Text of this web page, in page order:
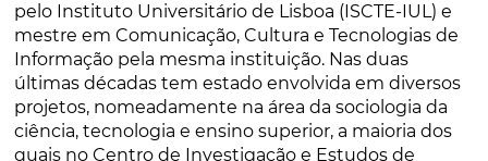
pelo Instituto Universitário de Lisboa (ISCTE-IUL) e
mestre em Comunicação, Cultura e Tecnologias de
Informação pela mesma instituição. Nas duas
últimas décadas tem estado envolvida em diversos
projetos, nomeadamente na área da sociologia da
ciência, tecnologia e ensino superior, a maioria dos
quais no Centro de Investigação e Estudos de